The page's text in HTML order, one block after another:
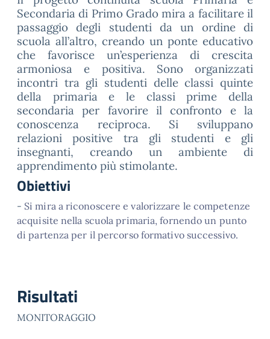
Secondaria di Primo Grado mira a facilitare il
passaggio degli studenti da un ordine di
scuola all’altro, creando un ponte educativo
che favorisce un’esperienza di crescita
armoniosa e positiva. Sono organizzati
incontri tra gli studenti delle classi quinte
della primaria e le classi prime della
secondaria per favorire il confronto e la
conoscenza reciproca. Si sviluppano
relazioni positive tra gli studenti e gli
insegnanti, creando un ambiente di
apprendimento più stimolante.
Obiettivi
- Si mira a riconoscere e valorizzare le competenze
acquisite nella scuola primaria, fornendo un punto
di partenza per il percorso formativo successivo.
Risultati
MONITORAGGIO